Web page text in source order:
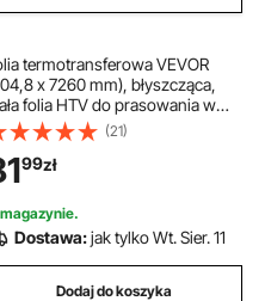
termotransferowa VEVOR
x 7260 mm), błyszcząca,
folia HTV do prasowania w
kompatybilna z maszynami
do różnych materiałów:
poduszek, czapek
(21)
99zł
Dostawa:jak tylko Wt. Sier. 11
Dodaj do koszyka